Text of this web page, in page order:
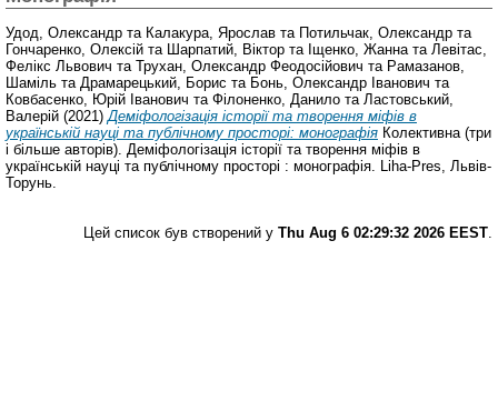
Удод, Олександр та Калакура, Ярослав та Потильчак, Олександр та
Гончаренко, Олексій та Шарпатий, Віктор та Іщенко, Жанна та Левітас,
Фелікс Львович та Трухан, Олександр Феодосійович та Рамазанов,
Шаміль та Драмарецький, Борис та Бонь, Олександр Іванович та
Ковбасенко, Юрій Іванович та Філоненко, Данило та Ластовський,
Валерій (2021) Деміфологізація історії та творення міфів в
українській науці та публічному просторі: монографія Колективна (три
і більше авторів). Деміфологізація історії та творення міфів в
українській науці та публічному просторі : монографія. Liha-Pres, Львів-
Торунь.
Цей список був створений у Thu Aug 6 02:29:32 2026 EEST